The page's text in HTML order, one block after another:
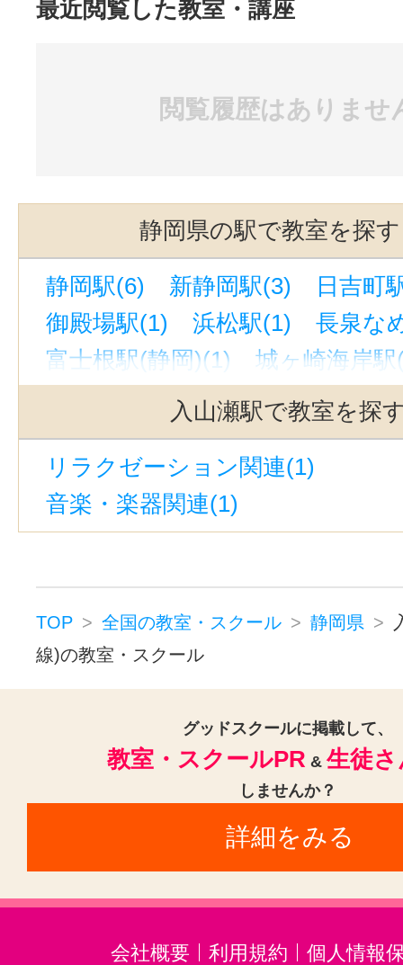
最近閲覧した教室・講座
閲覧履歴はありませ
静岡県の駅で教室を探す
静岡駅(6) 新静岡駅(3)
日吉町
御殿場駅(1)
浜松駅(1)
長泉な
富士根駅(静岡)(1)
城ヶ崎海岸駅
藤枝駅(1)
富士宮
第一通り駅(1)
富士駅(1)
西富
菊川駅(静岡)(1)
遠州病院駅(1)
音羽町駅(1)
東静岡駅(1)
入山瀬駅で教室を探
リラクゼーション関連(1)
音楽・楽器関連(1)
TOP 全国の教室・スクール 静岡県
線)の教室・スクール
グッドスクールに掲載して、
教室・スクールPR & 生徒
しませんか？
詳細をみる
会社概要 利用規約
個人情報